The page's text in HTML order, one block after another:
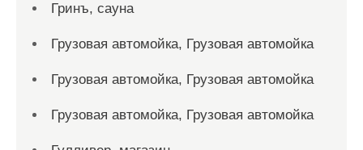
Гринъ, сауна
Грузовая автомойка, Грузовая автомойка
Грузовая автомойка, Грузовая автомойка
Грузовая автомойка, Грузовая автомойка